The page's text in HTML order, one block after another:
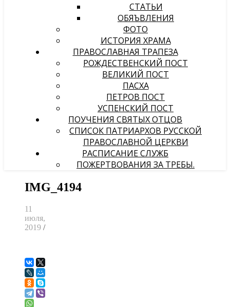
СТАТЬИ
ОБЯЪВЛЕНИЯ
ФОТО
ИСТОРИЯ ХРАМА
ПРАВОСЛАВНАЯ ТРАПЕЗА
РОЖДЕСТВЕНСКИЙ ПОСТ
ВЕЛИКИЙ ПОСТ
ПАСХА
ПЕТРОВ ПОСТ
УСПЕНСКИЙ ПОСТ
ПОУЧЕНИЯ СВЯТЫХ ОТЦОВ
СПИСОК ПАТРИАРХОВ РУССКОЙ
ПРАВОСЛАВНОЙ ЦЕРКВИ
РАСПИСАНИЕ СЛУЖБ
ПОЖЕРТВОВАНИЯ ЗА ТРЕБЫ.
IMG_4194
11
июля,
2019 /